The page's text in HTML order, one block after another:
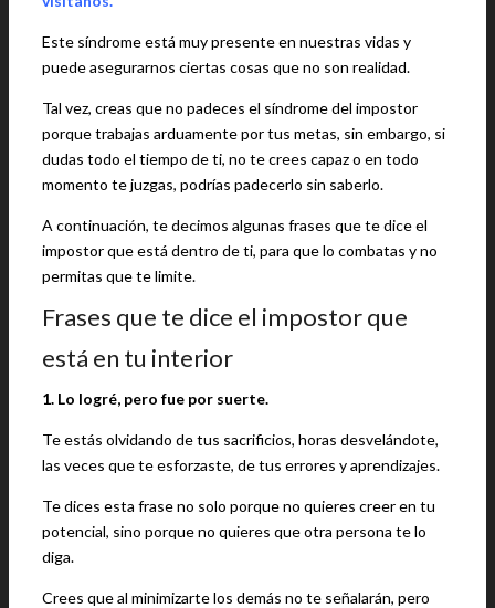
Este síndrome está muy presente en nuestras vidas y
puede asegurarnos ciertas cosas que no son realidad.
Tal vez, creas que no padeces el síndrome del impostor
porque trabajas arduamente por tus metas, sin embargo, si
dudas todo el tiempo de ti, no te crees capaz o en todo
momento te juzgas, podrías padecerlo sin saberlo.
A continuación, te decimos algunas frases que te dice el
impostor que está dentro de ti, para que lo combatas y no
permitas que te limite.
Frases que te dice el impostor que
está en tu interior
1. Lo logré, pero fue por suerte.
Te estás olvidando de tus sacrificios, horas desvelándote,
las veces que te esforzaste, de tus errores y aprendizajes.
Te dices esta frase no solo porque no quieres creer en tu
potencial, sino porque no quieres que otra persona te lo
diga.
Crees que al minimizarte los demás no te señalarán, pero